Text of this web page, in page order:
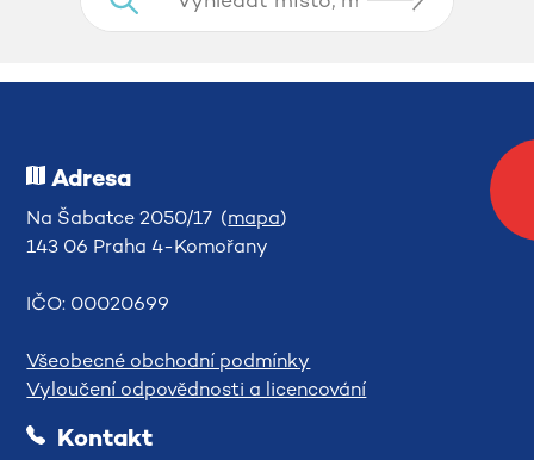
Adresa
Na Šabatce 2050/17 (mapa)
143 06 Praha 4-Komořany
IČO: 00020699
Všeobecné obchodní podmínky
Vyloučení odpovědnosti a licencování
Kontakt